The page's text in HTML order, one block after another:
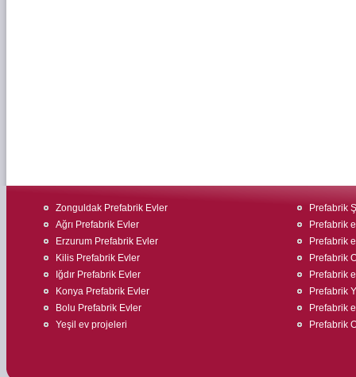
Zonguldak Prefabrik Evler
Ağrı Prefabrik Evler
Erzurum Prefabrik Evler
Kilis Prefabrik Evler
Iğdır Prefabrik Evler
Konya Prefabrik Evler
Bolu Prefabrik Evler
Yeşil ev projeleri
Prefabrik
Prefabrik
Prefabrik
Prefabrik
Prefabrik
Prefabrik
Prefabrik
Prefabrik